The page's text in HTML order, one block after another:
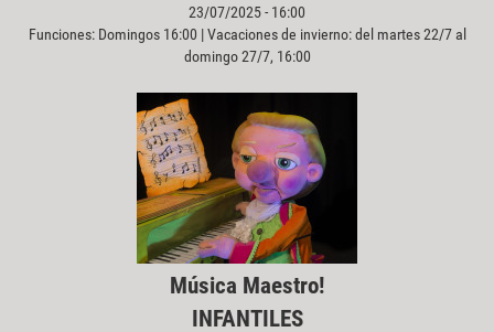
23/07/2025 - 16:00
Funciones: Domingos 16:00 | Vacaciones de invierno: del martes 22/7 al
domingo 27/7, 16:00
Música Maestro!
INFANTILES